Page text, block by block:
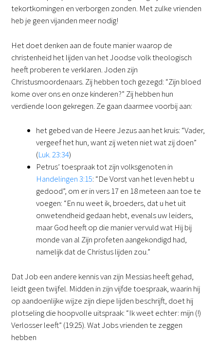
tekortkomingen en verborgen zonden. Met zulke vrienden
heb je geen vijanden meer nodig!
Het doet denken aan de foute manier waarop de
christenheid het lijden van het Joodse volk theologisch
heeft proberen te verklaren. Joden zijn
Christusmoordenaars. Zij hebben toch gezegd: “Zijn bloed
kome over ons en onze kinderen?” Zij hebben hun
verdiende loon gekregen. Ze gaan daarmee voorbij aan:
het gebed van de Heere Jezus aan het kruis: “Vader,
vergeef het hun, want zij weten niet wat zij doen”
(Luk. 23:34)
Petrus’ toespraak tot zijn volksgenoten in
Handelingen 3:15: “De Vorst van het leven hebt u
gedood”, om er in vers 17 en 18 meteen aan toe te
voegen: “En nu weet ik, broeders, dat u het uit
onwetendheid gedaan hebt, evenals uw leiders,
maar God heeft op die manier vervuld wat Hij bij
monde van al Zijn profeten aangekondigd had,
namelijk dat de Christus lijden zou.”
Dat Job een andere kennis van zijn Messias heeft gehad,
leidt geen twijfel. Midden in zijn vijfde toespraak, waarin hij
op aandoenlijke wijze zijn diepe lijden beschrijft, doet hij
plotseling die hoopvolle uitspraak: “Ik weet echter: mijn (!)
Verlosser leeft” (19:25). Wat Jobs vrienden te zeggen
hebben